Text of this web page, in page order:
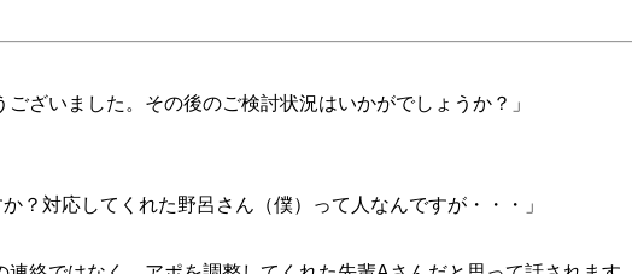
いました。その後のご検討状況はいかがでしょうか？」
？対応してくれた野呂さん（僕）って人なんですが・・・」